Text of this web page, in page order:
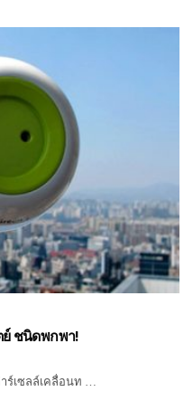
ชนิดพกพา!
เซลล์เคลื่อนท …